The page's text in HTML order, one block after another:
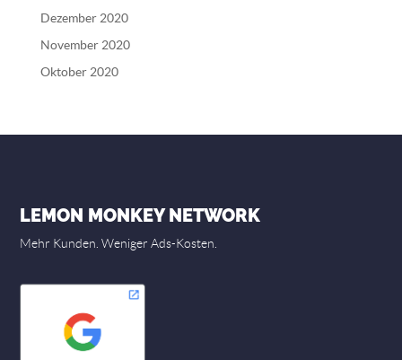
Dezember 2020
November 2020
Oktober 2020
LEMON MONKEY NETWORK
Mehr Kunden. Weniger Ads-Kosten.